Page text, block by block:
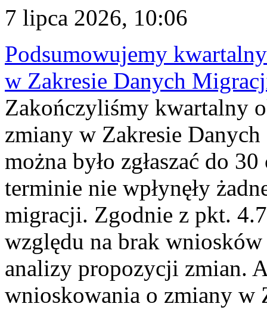
7 lipca 2026, 10:06
Podsumowujemy
w Zakresie Danych
Zakończyliśmy kwartalny
zmiany w Zakresie
można było zgłaszać do
terminie nie wpłynęły
migracji. Zgodnie z pkt.
względu na brak
analizy propozycji zmian.
wnioskowania o zmiany w